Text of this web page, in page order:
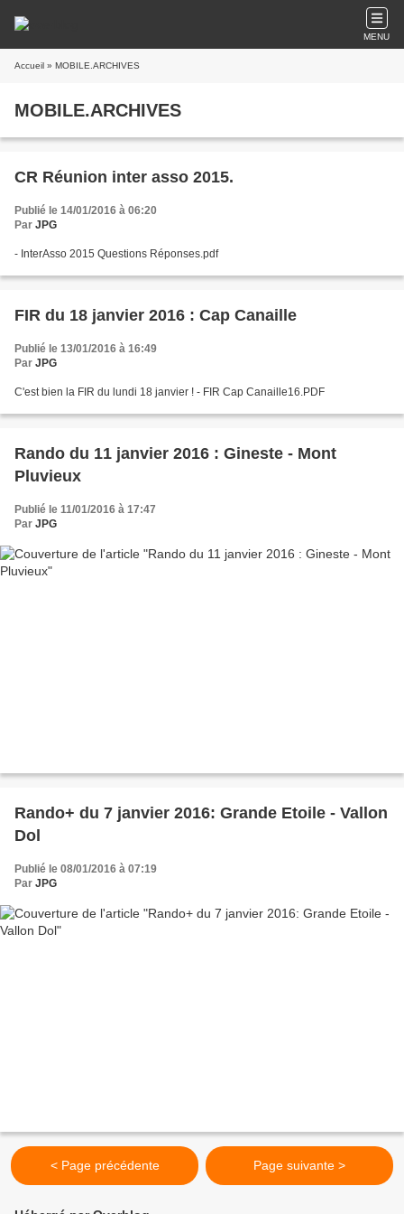
MENU
Accueil » MOBILE.ARCHIVES
MOBILE.ARCHIVES
CR Réunion inter asso 2015.
Publié le 14/01/2016 à 06:20
Par JPG
- InterAsso 2015 Questions Réponses.pdf
FIR du 18 janvier 2016 : Cap Canaille
Publié le 13/01/2016 à 16:49
Par JPG
C'est bien la FIR du lundi 18 janvier ! - FIR Cap Canaille16.PDF
Rando du 11 janvier 2016 : Gineste - Mont
Pluvieux
Publié le 11/01/2016 à 17:47
Par JPG
Rando+ du 7 janvier 2016: Grande Etoile - Vallon
Dol
Publié le 08/01/2016 à 07:19
Par JPG
< Page précédente Page suivante >